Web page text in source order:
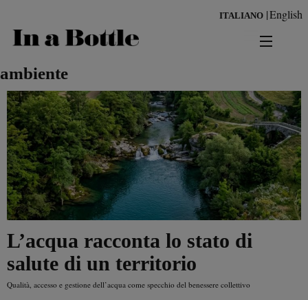
contenuto
ITALIANO English
Risultati per
territorio
benessere
ambiente
cultura
ambiente
L’acqua racconta lo stato di
salute di un territorio
Qualità, accesso e gestione dell’acqua come specchio del benessere collettivo